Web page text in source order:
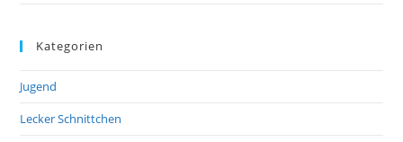
Kategorien
Jugend
Lecker Schnittchen